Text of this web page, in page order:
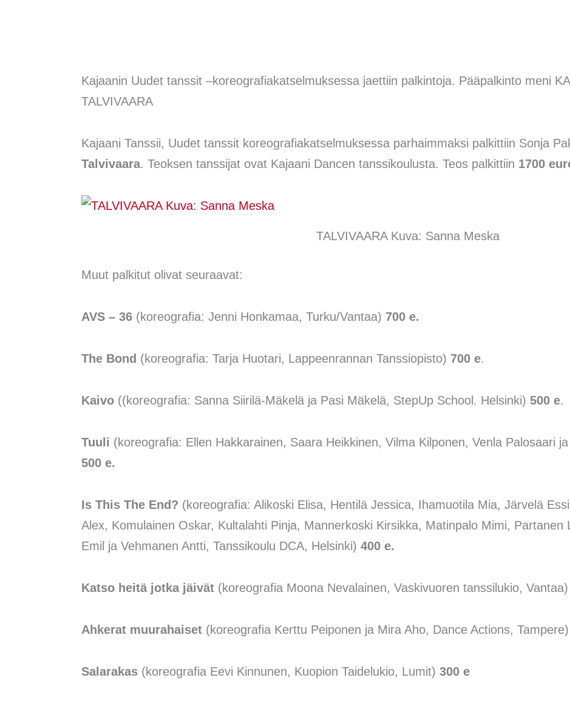
Kajaanin Uudet tanssit –koreografiakatselmuksessa jaettiin palkintoja. Pääpalkinto meni
TALVIVAARA
Kajaani Tanssii, Uudet tanssit koreografiakatselmuksessa parhaimmaksi palkittiin Sonja
Talvivaara. Teoksen tanssijat ovat Kajaani Dancen tanssikoulusta. Teos palkittiin 1700
TALVIVAARA Kuva: Sanna Meska
Muut palkitut olivat seuraavat:
AVS – 36 (koreografia: Jenni Honkamaa, Turku/Vantaa) 700 e.
The Bond (koreografia: Tarja Huotari, Lappeenrannan Tanssiopisto) 700 e.
Kaivo ((koreografia: Sanna Siirilä-Mäkelä ja Pasi Mäkelä, StepUp School. Helsinki)500 e.
Tuuli (koreografia: Ellen Hakkarainen, Saara Heikkinen, Vilma Kilponen, Venla Palosaari
500 e.
Is This The End? (koreografia: Alikoski Elisa, Hentilä Jessica, Ihamuotila Mia, Järvelä
Alex, Komulainen Oskar, Kultalahti Pinja, Mannerkoski Kirsikka, Matinpalo Mimi, Partanen
Emil ja Vehmanen Antti, Tanssikoulu DCA, Helsinki)400 e.
Katso heitä jotka jäivät (koreografia Moona Nevalainen, Vaskivuoren tanssilukio,
Ahkerat muurahaiset (koreografia Kerttu Peiponen ja Mira Aho, Dance Actions,
Salarakas (koreografia Eevi Kinnunen, Kuopion Taidelukio, Lumit)300 e